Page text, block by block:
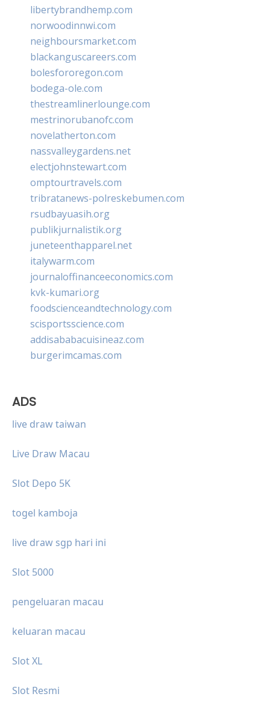
libertybrandhemp.com
norwoodinnwi.com
neighboursmarket.com
blackanguscareers.com
bolesfororegon.com
bodega-ole.com
thestreamlinerlounge.com
mestrinorubanofc.com
novelatherton.com
nassvalleygardens.net
electjohnstewart.com
omptourtravels.com
tribratanews-polreskebumen.com
rsudbayuasih.org
publikjurnalistik.org
juneteenthapparel.net
italywarm.com
journaloffinanceeconomics.com
kvk-kumari.org
foodscienceandtechnology.com
scisportsscience.com
addisababacuisineaz.com
burgerimcamas.com
ADS
live draw taiwan
Live Draw Macau
Slot Depo 5K
togel kamboja
live draw sgp hari ini
Slot 5000
pengeluaran macau
keluaran macau
Slot XL
Slot Resmi